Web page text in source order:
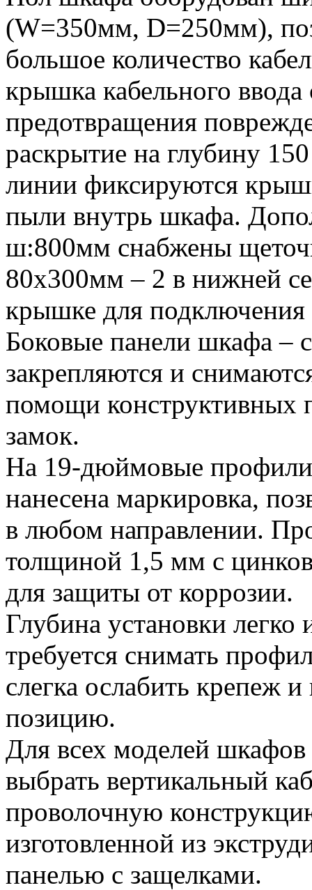
(W=350мм, D=250мм),
большое количество
крышка кабельного
предотвращения
раскрытие на глубину
линии фиксируются
пыли внутрь шкафа.
ш:800мм снабжены
80х300мм – 2 в нижней
крышке для подключения
Боковые панели шкафа –
закрепляются и
помощи конструктивных
замок.
На 19-дюймовые
нанесена маркировка,
в любом направлении.
толщиной 1,5 мм с
для защиты от коррозии.
Глубина установки легко
требуется снимать
слегка ослабить крепеж
позицию.
Для всех моделей
выбрать вертикальный
проволочную
изготовленной из
панелью с защелками.